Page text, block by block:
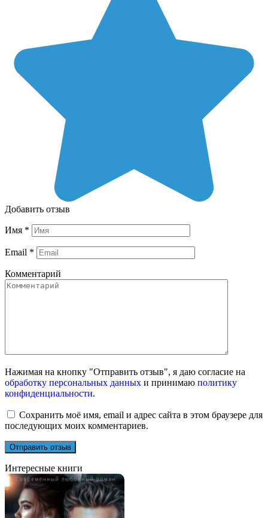
Добавить отзыв
Имя *
Email *
Комментарий
Нажимая на кнопку "Отправить отзыв", я даю согласие на
обработку персональных данных и принимаю политику
конфиденциальности.
Сохранить моё имя, email и адрес сайта в этом браузере для
последующих моих комментариев.
Интересные книги